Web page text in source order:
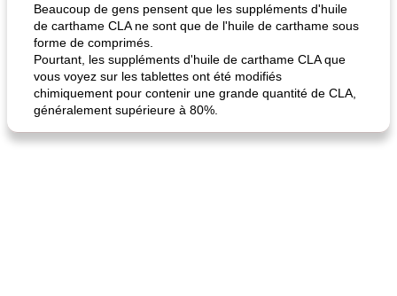
Beaucoup de gens pensent que les suppléments d'huile
de carthame CLA ne sont que de l'huile de carthame sous
forme de comprimés.
Pourtant, les suppléments d'huile de carthame CLA que
vous voyez sur les tablettes ont été modifiés
chimiquement pour contenir une grande quantité de CLA,
généralement supérieure à 80%.